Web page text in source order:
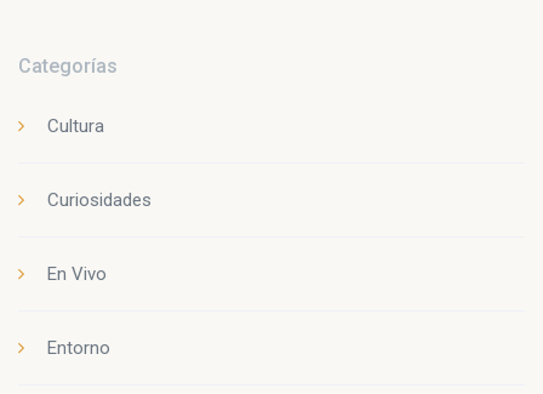
Categorías
Cultura
Curiosidades
En Vivo
Entorno